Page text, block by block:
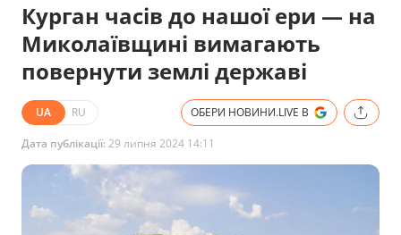
Курган часів до нашої ери — на
Миколаївщині вимагають
повернути землі державі
UA RU ОБЕРИ НОВИНИ.LIVE В
Дата публікації:29 липня 2024 14:11